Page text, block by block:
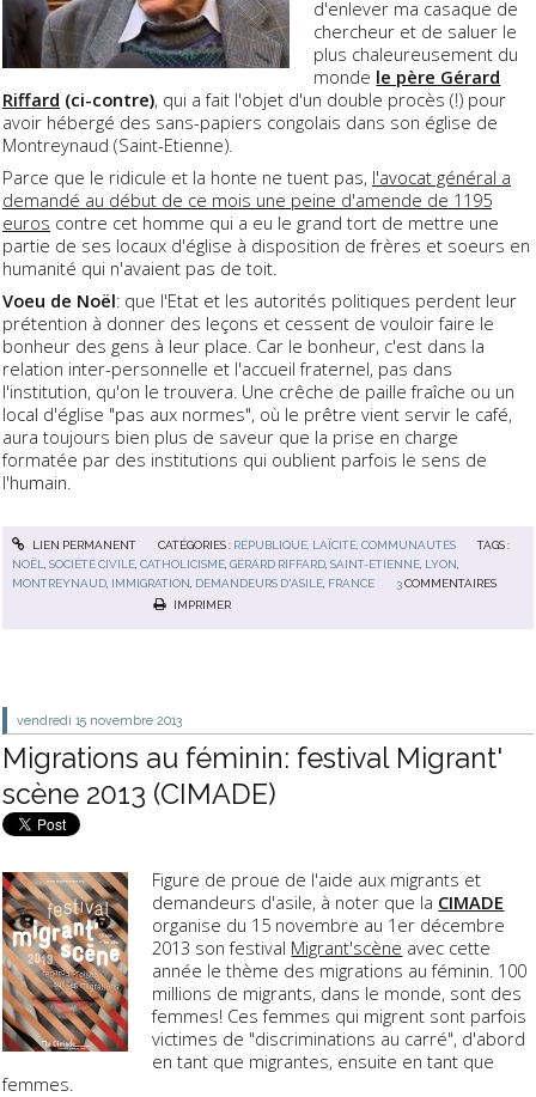
d'enlever ma casaque de
chercheur et de saluer le
plus chaleureusement du
monde le père Gérard
Riffard (ci-contre), qui a fait l'objet d'un double procès (!) pour
avoir hébergé des sans-papiers congolais dans son église de
Montreynaud (Saint-Etienne).
Parce que le ridicule et la honte ne tuent pas, l'avocat général a
demandé au début de ce mois une peine d'amende de 1195
euros contre cet homme qui a eu le grand tort de mettre une
partie de ses locaux d'église à disposition de frères et soeurs en
humanité qui n'avaient pas de toit.
Voeu de Noël: que l'Etat et les autorités politiques perdent leur
prétention à donner des leçons et cessent de vouloir faire le
bonheur des gens à leur place. Car le bonheur, c'est dans la
relation inter-personnelle et l'accueil fraternel, pas dans
l'institution, qu'on le trouvera. Une crêche de paille fraîche ou un
local d'église "pas aux normes", où le prêtre vient servir le café,
aura toujours bien plus de saveur que la prise en charge
formatée par des institutions qui oublient parfois le sens de
l'humain.
LIEN PERMANENT CATÉGORIES : RÉPUBLIQUE, LAÏCITÉ, COMMUNAUTÉS
TAGS :
NOËL
,SOCIÉTÉ CIVILE ,CATHOLICISME ,GÉRARD RIFFARD ,SAINT-ETIENNE LYON
MONTREYNAUD IMMIGRATION DEMANDEURS D'ASILE FRANCE 3 COMMENTAIRES
IMPRIMER
vendredi 15 novembre 2013
Migrations au féminin: festival Migrant'
scène 2013 (CIMADE)
Figure de proue de l'aide aux migrants et
demandeurs d'asile, à noter que la CIMADE
organise du 15 novembre au 1er décembre
2013 son festival Migrant'scène avec cette
année le thème des migrations au féminin. 100
millions de migrants, dans le monde, sont des
femmes! Ces femmes qui migrent sont parfois
victimes de "discriminations au carré", d'abord
en tant que migrantes, ensuite en tant que
femmes.